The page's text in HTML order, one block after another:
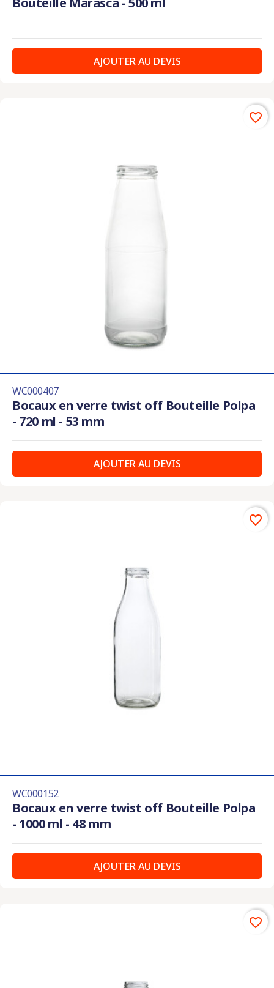
AJOUTER AU DEVIS
WC000407
Bocaux en verre twist off Bouteille Polpa
- 720 ml - 53 mm
AJOUTER AU DEVIS
favorite_border
WC000152
Bocaux en verre twist off Bouteille Polpa
- 1000 ml - 48 mm
AJOUTER AU DEVIS
favorite_border
favorite_border